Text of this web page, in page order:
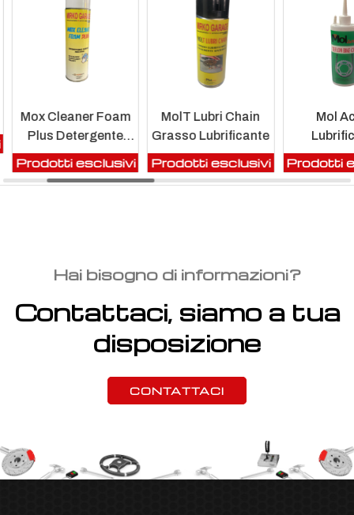
Mox Cleaner Foam
Plus Detergente
Sgrassante Pulente
Prodotti esclusivi
MolT Lubri Chain
Grasso Lubrificante
Prodotti esclusivi
Mol
Prodotti
Hai bisogno di informazioni?
Contattaci, siamo a tua
disposizione
CONTATTACI